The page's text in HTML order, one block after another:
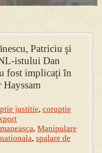
Patriciu şi
istului Dan
fost implicaţi în
Hayssam
justitie, coruptie
, Manipulare
, spalare de